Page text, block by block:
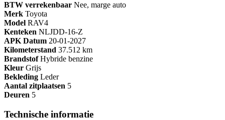
BTW verrekenbaar Nee, marge auto
Merk Toyota
Model RAV4
Kenteken NLJDD-16-Z
APK Datum 20-01-2027
Kilometerstand 37.512 km
Brandstof Hybride benzine
Kleur Grijs
Bekleding Leder
Aantal zitplaatsen 5
Deuren 5
Technische informatie